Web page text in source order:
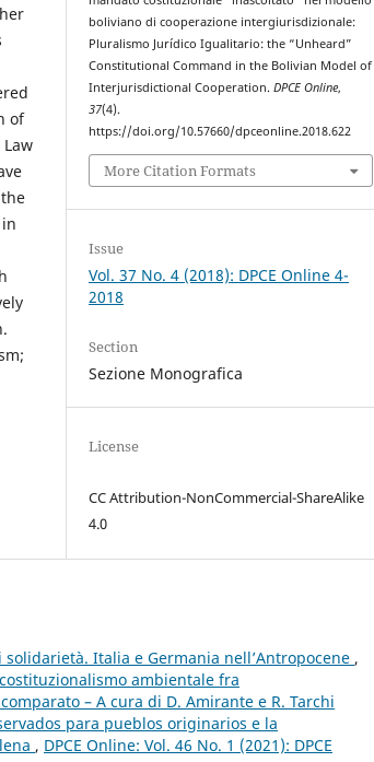
of
boliviano di cooperazione intergiurisdizionale:
Pluralismo Jurídico Igualitario: the “Unheard”
Constitutional Command in the Bolivian Model of
Interjurisdictional Cooperation.DPCE Online,
37(4).
https://doi.org/10.57660/dpceonline.2018.622
More Citation Formats
Issue
Vol. 37 No. 4 (2018): DPCE Online 4-
2018
Section
Sezione Monografica
License
CC Attribution-NonCommercial-ShareAlike
4.0
Italia e Germania nell’Antropocene ,
costituzionalismo ambientale fra
– A cura di D. Amirante e R. Tarchi
para pueblos originarios e la
, DPCE Online: Vol. 46 No. 1 (2021): DPCE